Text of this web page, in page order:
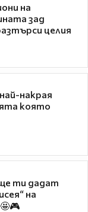
на
зад
целия
накрая
която
ти дадат
на